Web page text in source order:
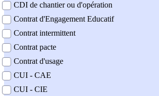
CDI de chantier ou d'opération
Contrat d'Engagement Educatif
Contrat intermittent
Contrat pacte
Contrat d'usage
CUI - CAE
CUI - CIE